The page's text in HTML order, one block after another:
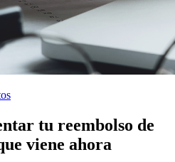
tu reembolso de
viene ahora